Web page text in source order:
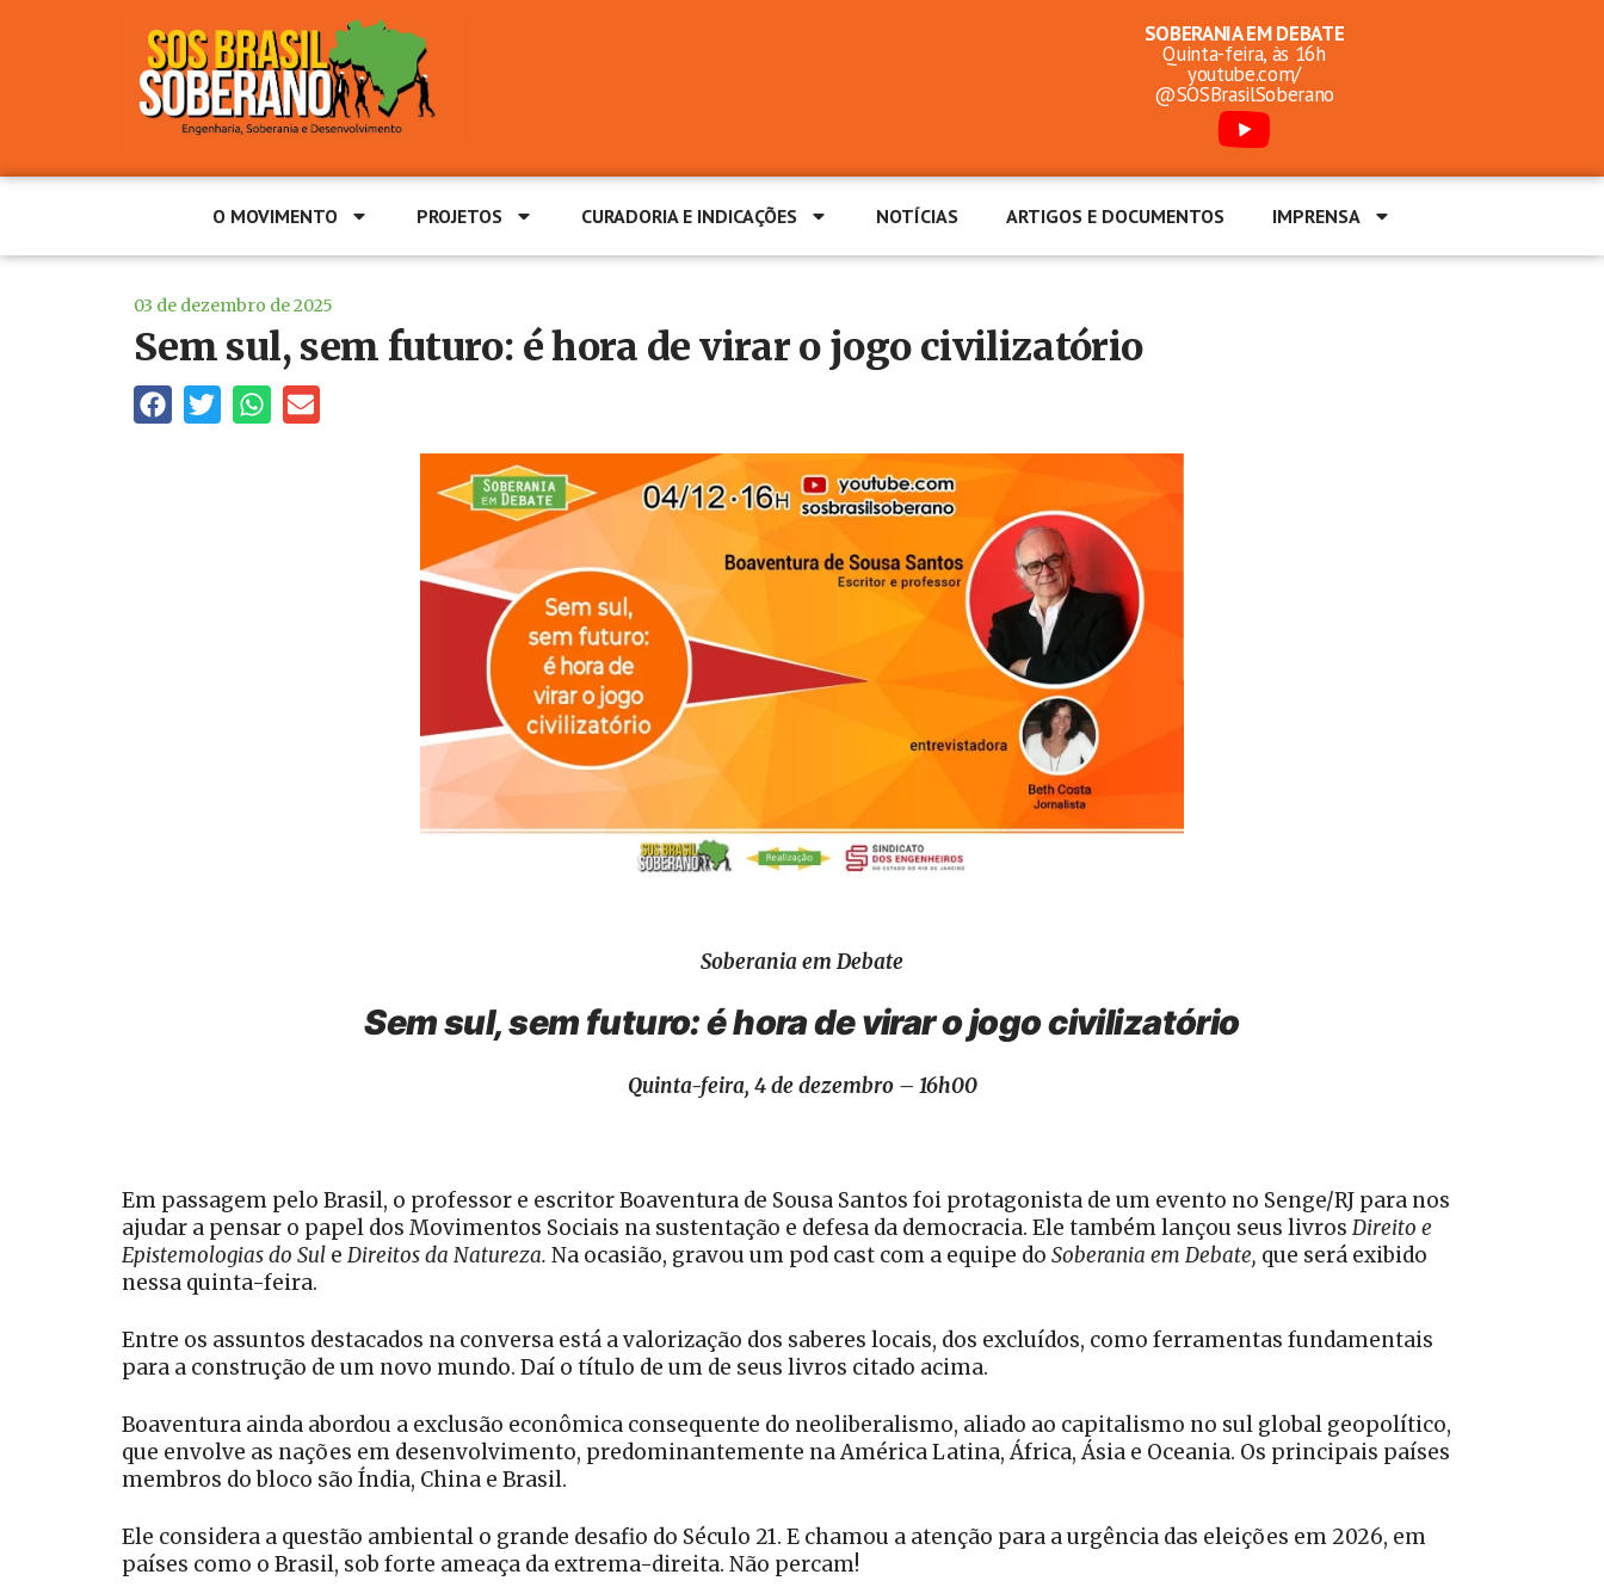
SOBERANIA EM DEBATE
Quinta-feira, às 16h
youtube.com/
@SOSBrasilSoberano
O MOVIMENTO PROJETOS CURADORIA E INDICAÇÕES NOTÍCIAS ARTIGOS E DOCUMENTOS IMPRENSA
03 de dezembro de 2025
Sem sul, sem futuro: é hora de virar o jogo civilizatório
Soberania em Debate
Sem sul, sem futuro: é hora de virar o jogo civilizatório
Quinta-feira, 4 de dezembro – 16h00
Em passagem pelo Brasil, o professor e escritor Boaventura de Sousa Santos foi protagonista de um evento no Senge/RJ para nos
ajudar a pensar o papel dos Movimentos Sociais na sustentação e defesa da democracia. Ele também lançou seus livros Direito e
Epistemologias do Sul e Direitos da Natureza. Na ocasião, gravou um pod cast com a equipe do Soberania em Debate, que será exibido
nessa quinta-feira.
Entre os assuntos destacados na conversa está a valorização dos saberes locais, dos excluídos, como ferramentas fundamentais
para a construção de um novo mundo. Daí o título de um de seus livros citado acima.
Boaventura ainda abordou a exclusão econômica consequente do neoliberalismo, aliado ao capitalismo no sul global geopolítico,
que envolve as nações em desenvolvimento, predominantemente na América Latina, África, Ásia e Oceania. Os principais países
membros do bloco são Índia, China e Brasil.
Ele considera a questão ambiental o grande desafio do Século 21. E chamou a atenção para a urgência das eleições em 2026, em
países como o Brasil, sob forte ameaça da extrema-direita. Não percam!